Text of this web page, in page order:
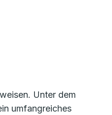
Unter dem
umfangreiches